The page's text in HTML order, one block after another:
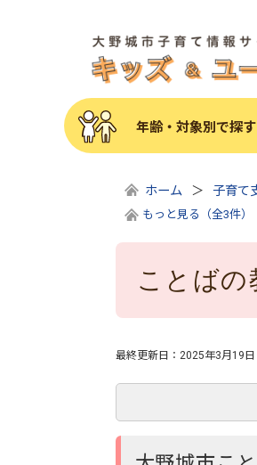
年齢・対象別で探す
ホーム 子育て
もっと見る（全3件）
ことばの
最終更新日： 2025年3月19日